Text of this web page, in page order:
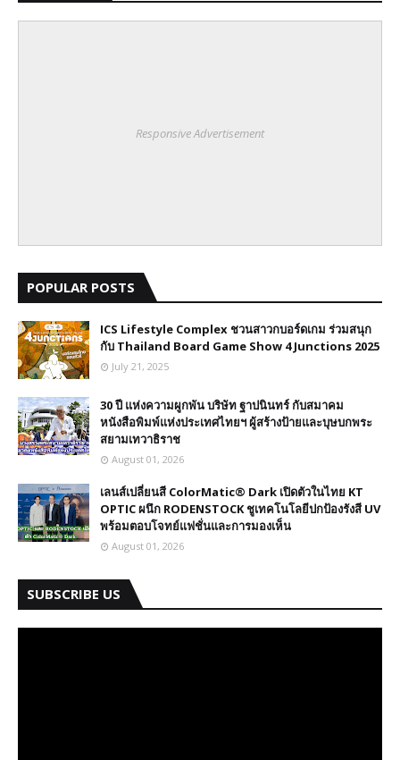
Responsive Advertisement
POPULAR POSTS
ICS Lifestyle Complex ชวนสาวกบอร์ดเกม ร่วมสนุก
กับ Thailand Board Game Show 4 Junctions 2025
July 21, 2025
30 ปี​ แห่งความผูกพัน บริษัท ฐาปนินทร์ กับสมาคม
หนังสือพิมพ์แห่งประเทศไทยฯ ผู้สร้างป้ายและบุษบกพระ
สยามเทวาธิราช
August 01, 2026
เลนส์เปลี่ยนสี ColorMatic® Dark เปิดตัวในไทย​ KT
OPTIC ผนึก RODENSTOCK ชูเทคโนโลยีปกป้องรังสี UV
พร้อมตอบโจทย์แฟชั่นและการมองเห็น
August 01, 2026
SUBSCRIBE US